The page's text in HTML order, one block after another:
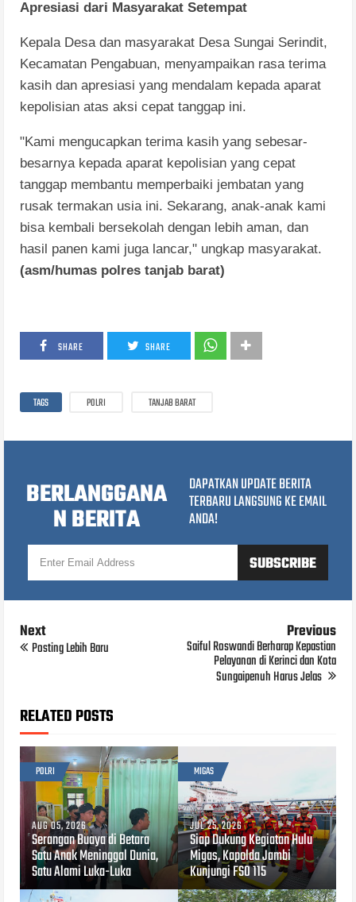
​Apresiasi dari Masyarakat Setempat
​Kepala Desa dan masyarakat Desa Sungai Serindit,
Kecamatan Pengabuan, menyampaikan rasa terima
kasih dan apresiasi yang mendalam kepada aparat
kepolisian atas aksi cepat tanggap ini.
​"Kami mengucapkan terima kasih yang sebesar-
besarnya kepada aparat kepolisian yang cepat
tanggap membantu memperbaiki jembatan yang
rusak termakan usia ini. Sekarang, anak-anak kami
bisa kembali bersekolah dengan lebih aman, dan
hasil panen kami juga lancar," ungkap masyarakat.
(asm/humas polres tanjab barat)
SHARE SHARE
TAGS POLRI TANJAB BARAT
BERLANGGANA
N BERITA
DAPATKAN UPDATE BERITA
TERBARU LANGSUNG KE EMAIL
ANDA!
Next
Posting Lebih Baru
Previous
Saiful Roswandi Berharap Kepastian
Pelayanan di Kerinci dan Kota
Sungaipenuh Harus Jelas
RELATED POSTS
POLRI
AUG 05, 2026
Serangan Buaya di Betara
Satu Anak Meninggal Dunia,
Satu Alami Luka-Luka
MIGAS
JUL 25, 2026
Siap Dukung Kegiatan Hulu
Migas, Kapolda Jambi
Kunjungi FSO 115